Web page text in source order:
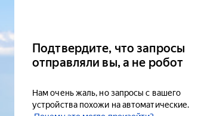
Подтвердите, что запросы
отправляли вы, а не робот
Нам очень жаль, но запросы с вашего
устройства похожи на автоматические.